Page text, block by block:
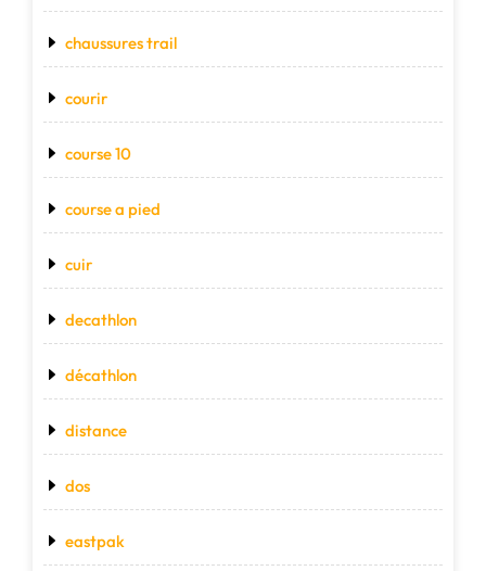
chaussures trail
courir
course 10
course a pied
cuir
decathlon
décathlon
distance
dos
eastpak